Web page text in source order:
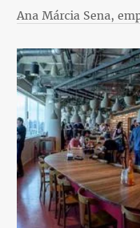
Ana Márcia Sena,